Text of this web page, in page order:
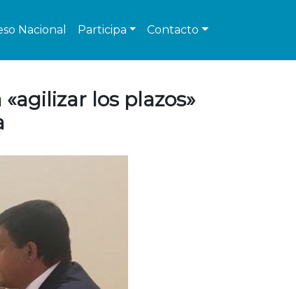
Nacional Participa Contacto
los plazos»